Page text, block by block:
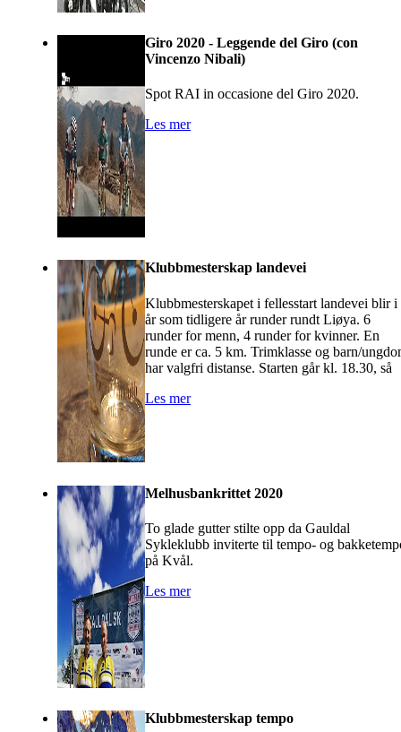
Giro 2020 - Leggende del Giro (con
Vincenzo Nibali)
Spot RAI in occasione del Giro 2020.
Les mer
Klubbmesterskap landevei
Klubbmesterskapet i fellesstart landevei blir i
år som tidligere år runder rundt Liøya. 6
runder for menn, 4 runder for kvinner. En
runde er ca. 5 km. Trimklasse og barn/
har valgfri distanse. Starten går kl. 18.30, så
Les mer
Melhusbankrittet 2020
To glade gutter stilte opp da Gauldal
Sykleklubb inviterte til tempo- og
på Kvål.
Les mer
Klubbmesterskap tempo